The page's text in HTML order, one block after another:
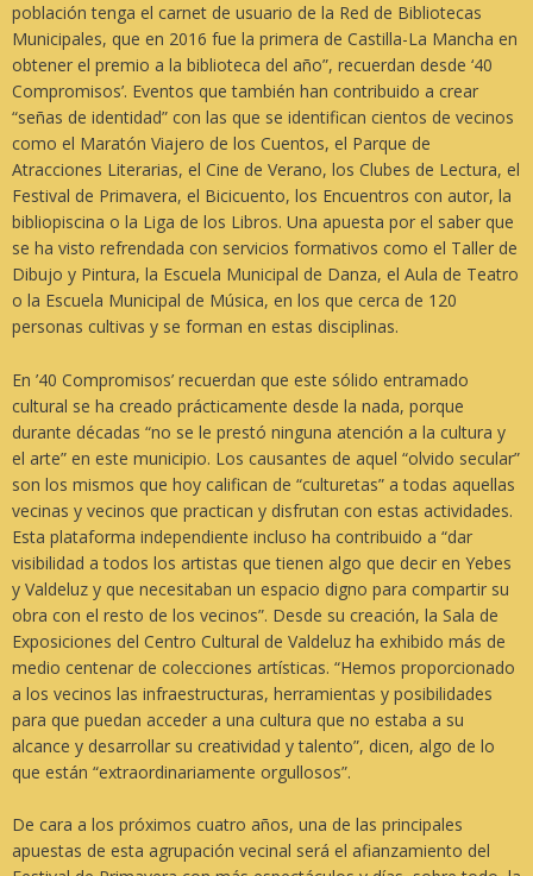
población tenga el carnet de usuario de la Red de Bibliotecas
Municipales, que en 2016 fue la primera de Castilla-La Mancha en
obtener el premio a la biblioteca del año”, recuerdan desde ‘40
Compromisos’. Eventos que también han contribuido a crear
“señas de identidad” con las que se identifican cientos de vecinos
como el Maratón Viajero de los Cuentos, el Parque de
Atracciones Literarias, el Cine de Verano, los Clubes de Lectura, el
Festival de Primavera, el Bicicuento, los Encuentros con autor, la
bibliopiscina o la Liga de los Libros. Una apuesta por el saber que
se ha visto refrendada con servicios formativos como el Taller de
Dibujo y Pintura, la Escuela Municipal de Danza, el Aula de Teatro
o la Escuela Municipal de Música, en los que cerca de 120
personas cultivas y se forman en estas disciplinas.
En ’40 Compromisos’ recuerdan que este sólido entramado
cultural se ha creado prácticamente desde la nada, porque
durante décadas “no se le prestó ninguna atención a la cultura y
el arte” en este municipio. Los causantes de aquel “olvido secular”
son los mismos que hoy califican de “culturetas” a todas aquellas
vecinas y vecinos que practican y disfrutan con estas actividades.
Esta plataforma independiente incluso ha contribuido a “dar
visibilidad a todos los artistas que tienen algo que decir en Yebes
y Valdeluz y que necesitaban un espacio digno para compartir su
obra con el resto de los vecinos”. Desde su creación, la Sala de
Exposiciones del Centro Cultural de Valdeluz ha exhibido más de
medio centenar de colecciones artísticas. “Hemos proporcionado
a los vecinos las infraestructuras, herramientas y posibilidades
para que puedan acceder a una cultura que no estaba a su
alcance y desarrollar su creatividad y talento”, dicen, algo de lo
que están “extraordinariamente orgullosos”.
De cara a los próximos cuatro años, una de las principales
apuestas de esta agrupación vecinal será el afianzamiento del